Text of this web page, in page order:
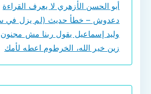
أبو الحسن الأزهري لا يعرف القراءة
دعدوش – خطأ حديث (لم يزل في
وليد إسماعيل يقول ربنا مش مجنون
زين خير الله، الخرطوم اعطه لأمك